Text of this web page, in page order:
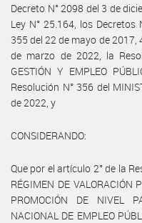
Decreto N° 2098 del 3 de
Ley N° 25.164, los
355 del 22 de mayo de 2017,
de marzo de 2022, la
GESTIÓN Y EMPLEO
Resolución N° 356 del
de 2022, y
CONSIDERANDO:
Que por el artículo 2° de la
RÉGIMEN DE VALORACIÓN
PROMOCIÓN DE NIVEL
NACIONAL DE EMPLEO